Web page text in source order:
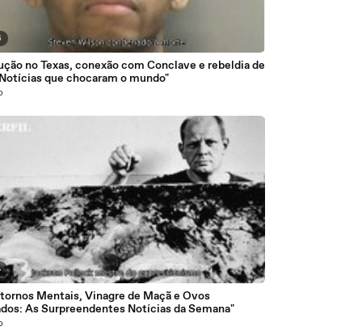
no Texas, conexão com Conclave e rebeldia de
que chocaram o mundo"
Mentais, Vinagre de Maçã e Ovos
As Surpreendentes Notícias da Semana"